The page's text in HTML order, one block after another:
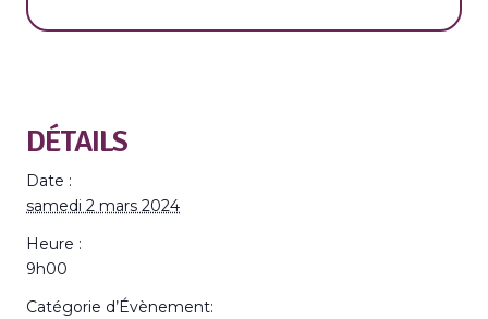
DÉTAILS
Date :
samedi 2 mars 2024
Heure :
9h00
Catégorie d’Évènement: